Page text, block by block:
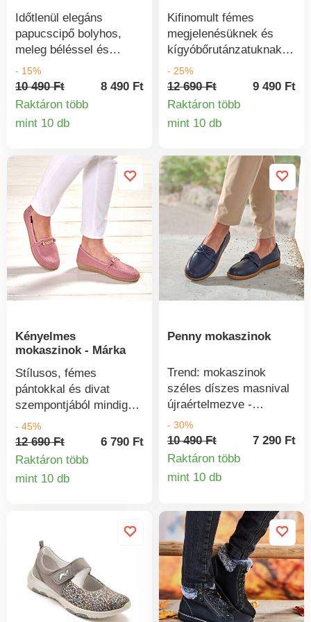
hogy be is áztassa.
Időtlenül elegáns
papucscipő bolyhos,
meleg béléssel és
szélesre nyitható
tépőzáras pánttal a
könnyű belépéshez.
- 15%
10 490 Ft
8 490 Ft
Raktáron több
mint 10 db
Termékinformációk
Kifinomult fémes
megjelenésüknek és
kígyóbőrutánzatuknak
köszönhetően
kihagyhatatlanok:
enyhén párnázott félcipő
csúszásmentes talppal,
Ék kb. 2,5 cm.
- 25%
12 690 Ft
9 490 Ft
Raktáron több
mint 10 db
Kényelmes
mokaszinok - Márka
Stílusos, fémes
pántokkal és divat
szempontjából mindig
aktuális: kényelmes
szélességű, textil
dombornyomott mintával
nagyon kényelmes,
alakú talp 3 cm-es
sarokkal. kényelmes
szabás. Könnyű súly +
nincs vízhólyag.
Csúszásmentes. [...]
- 45%
12 690 Ft
6 790 Ft
Raktáron több
mint 10 db
Termékinformációk
Penny mokaszinok
Trend: mokaszinok
széles díszes masnival
újraértelmezve -
elegáns, szuper
kényelmes és tökéletes
az átmenethez. A
memóriahabos
élénk járást biztosít -
könnyű a lábad és
biztos a lábad, jó
párnázottsággal.
- 30%
10 490 Ft
7 290 Ft
Raktáron több
mint 10 db